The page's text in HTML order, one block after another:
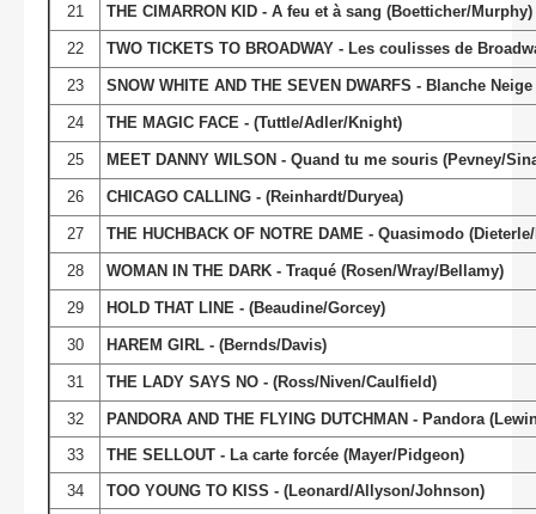
21 THE CIMARRON KID - A feu et à sang (Boetticher/Murphy)
22 TWO TICKETS TO BROADWAY - Les coulisses de
23 SNOW WHITE AND THE SEVEN DWARFS - Blanche
24 THE MAGIC FACE - (Tuttle/Adler/Knight)
25 MEET DANNY WILSON - Quand tu me souris (Pevney/
26 CHICAGO CALLING - (Reinhardt/Duryea)
27 THE HUCHBACK OF NOTRE DAME - Quasimodo
28 WOMAN IN THE DARK - Traqué (Rosen/Wray/Bellamy)
29 HOLD THAT LINE - (Beaudine/Gorcey)
30 HAREM GIRL - (Bernds/Davis)
31 THE LADY SAYS NO - (Ross/Niven/Caulfield)
32
PANDORA AND THE FLYING DUTCHMAN - Pandora
33
THE SELLOUT - La carte forcée (Mayer/Pidgeon)
34
TOO YOUNG TO KISS - (Leonard/Allyson/Johnson)